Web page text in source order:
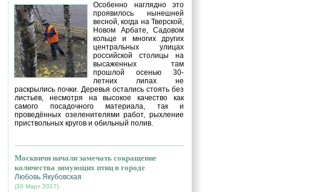
Особенно наглядно это
проявилось нынешней
весной, когда на Тверской,
Новом Арбате, Садовом
кольце и многих других
центральных улицах
российской столицы на
высаженных там
прошлой осенью 30-
летних липах не
раскрылись почки. Деревья остались стоять без
листьев, несмотря на высокое качество как
самого посадочного материала, так и
проведённых озеленителями работ, рыхление
приствольных кругов и обильный полив.
Москвичи начали замечать сокращение
количества зимующих птиц в городе
Любовь Якубовская
(30 Март 2017)